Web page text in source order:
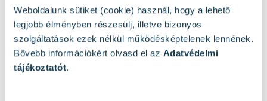
Weboldalunk sütiket (cookie) használ, hogy a lehető
legjobb élményben részesülj, illetve bizonyos
szolgáltatások ezek nélkül működésképtelenek lennének.
Bővebb információkért olvasd el az Adatvédelmi
tájékoztatót.